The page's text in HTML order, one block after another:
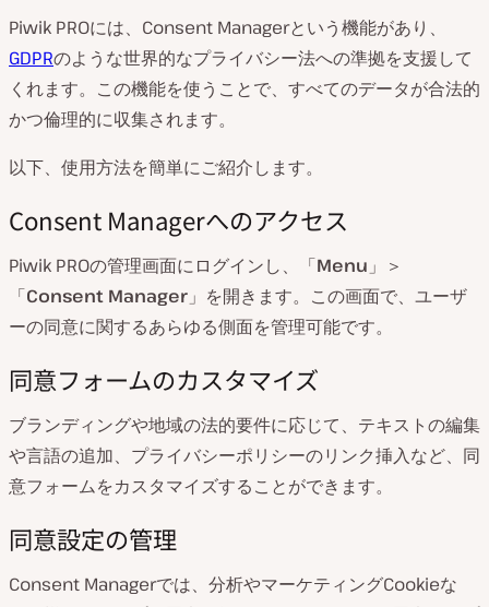
Piwik PROには、Consent Managerという機能があり、
GDPRのような世界的なプライバシー法への準拠を支援して
くれます。この機能を使うことで、すべてのデータが合法的
かつ倫理的に収集されます。
以下、使用方法を簡単にご紹介します。
Consent Managerへのアクセス
Piwik PROの管理画面にログインし、「Menu 」＞
「Consent Manager 」を開きます。この画面で、ユーザ
ーの同意に関するあらゆる側面を管理可能です。
同意フォームのカスタマイズ
ブランディングや地域の法的要件に応じて、テキストの編集
や言語の追加、プライバシーポリシーのリンク挿入など、同
意フォームをカスタマイズすることができます。
同意設定の管理
Consent Managerでは、分析やマーケティングCookieな